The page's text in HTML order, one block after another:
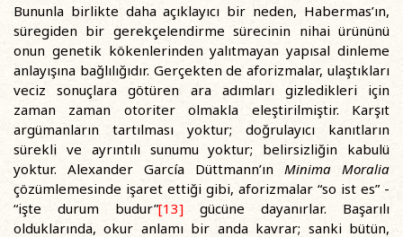
Bununla birlikte daha açıklayıcı bir neden, Habermas’ın,
süregiden bir gerekçelendirme sürecinin nihai ürününü
onun genetik kökenlerinden yalıtmayan yapısal dinleme
anlayışına bağlılığıdır. Gerçekten de aforizmalar, ulaştıkları
veciz sonuçlara götüren ara adımları gizledikleri için
zaman zaman otoriter olmakla eleştirilmiştir. Karşıt
argümanların tartılması yoktur; doğrulayıcı kanıtların
sürekli ve ayrıntılı sunumu yoktur; belirsizliğin kabulü
yoktur. Alexander García Düttmann’ın Minima Moralia
çözümlemesinde işaret ettiği gibi, aforizmalar “so ist es” -
“işte durum budur”[13] gücüne dayanırlar. Başarılı
olduklarında, okur anlamı bir anda kavrar; sanki bütün,